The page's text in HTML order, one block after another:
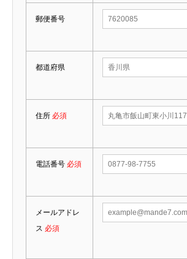
郵便番号
都道府県
住所 必須
電話番号 必須
メールアドレ
ス 必須